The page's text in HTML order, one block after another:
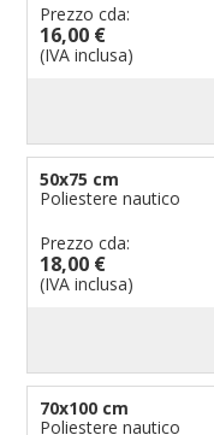
Prezzo cda:
16,00 €
(IVA inclusa)
50x75 cm
Poliestere nautico
Prezzo cda:
18,00 €
(IVA inclusa)
70x100 cm
Poliestere nautico